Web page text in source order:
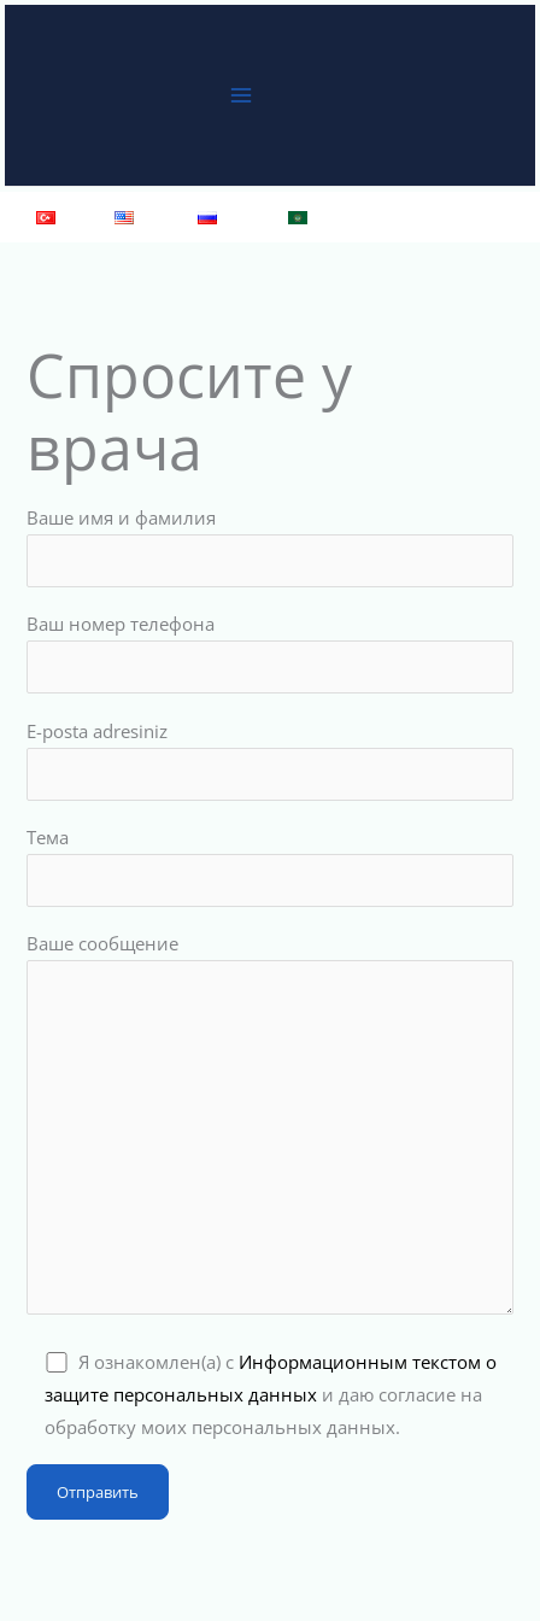
Türkçe English
Спросите у
врача
Ваше имя и фамилия
Ваш номер телефона
E-posta adresiniz
Тема
Ваше сообщение
Я ознакомлен(а) с Информационным текстом о
защите персональных данных и даю согласие на
обработку моих персональных данных.